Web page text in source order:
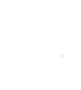
對及更正。
support/home